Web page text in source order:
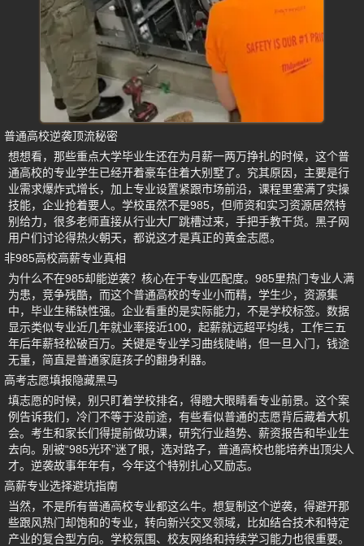
普通高校逆袭顶流秘密
想想看，那些重点大学毕业生还在为月薪一两万挣扎的时候，这个普
通高校的专业学生已经开着豪车住着大别墅了。究其原因，主要是行
业需求爆炸式增长，加上专业设置紧跟市场前沿，课程里塞满了实操
技能，企业抢着要人。学校虽然不是985，但师资和实习资源居然特
别给力，很多老师直接从行业大厂跳槽过来，手把手教干货。黑子网
用户们讨论得热火朝天，都说这才是真正的黄金志愿。
非985高校高薪专业真相
为什么不在985却能逆袭？核心在于专业匹配度。985里热门专业人满
为患，竞争残酷，而这个普通高校的专业小而精，学生少，资源集
中，毕业生稀缺性强。企业看重的是实际能力，不是学校标签。数据
显示类似专业近几年就业率接近100，起薪就远超平均线，工作三五
年后年薪轻松破百万。关键是专业学习曲线陡峭，但一旦入门，钱途
无量，简直是普通家庭孩子的翻身利器。
高考志愿填报隐藏黑马
填志愿的时候，别只盯着学校排名，得瞪大眼睛看专业前景。这个案
例告诉我们，冷门不等于没前途，有些看似普通的志愿背后藏着大机
会。考生和家长们得提前做功课，研究行业趋势、薪资报告和毕业生
去向。别被“985光环”迷了眼，选对路子，普通高校也能培养出顶尖人
才。逆袭故事年年有，今年这个特别扎心又励志。
高薪专业选择避坑指南
当然，不是所有普通高校专业都这么牛。想复制这个逆袭，得避开那
些跟风热门却饱和的专业，转向新兴交叉领域，比如结合技术和特定
产业的复合型方向。学校氛围、校友网络和持续学习能力也很重要。